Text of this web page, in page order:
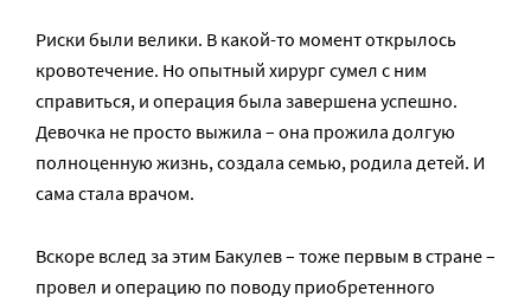
Риски были велики. В какой-то момент открылось
кровотечение. Но опытный хирург сумел с ним
справиться, и операция была завершена успешно.
Девочка не просто выжила – она прожила долгую
полноценную жизнь, создала семью, родила детей. И
сама стала врачом.
Вскоре вслед за этим Бакулев – тоже первым в стране –
провел и операцию по поводу приобретенного